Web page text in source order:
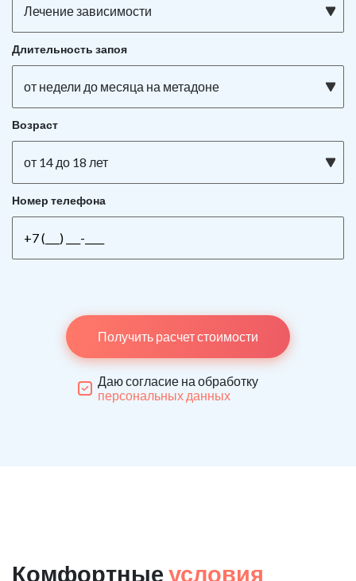
Лечение зависимости
Длительность запоя
от недели до месяца на метадоне
Возраст
от 14 до 18 лет
Номер телефона
Получить расчет стоимости
Даю согласие на обработку
персональных данных
Комфортные условия